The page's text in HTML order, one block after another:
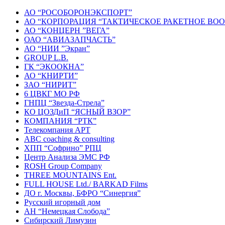
АО “РОСОБОРОНЭКСПОРТ”
АО “КОРПОРАЦИЯ “ТАКТИЧЕСКОЕ РАКЕТНОЕ
АО “КОНЦЕРН ”ВЕГА”
ОАО “АВИАЗАПЧАСТЬ”
АО “НИИ ”Экран”
GROUP L.В.
ГК “ЭКООКНА”
АО “КНИРТИ”
ЗАО “НИРИТ”
6 ЦВКГ МО РФ
ГНПЦ “Звезда-Стрела”
КО ЦОЗДиП “ЯСНЫЙ ВЗОР”
КОМПАНИЯ “РТК”
Телекомпания АРТ
ABC coaching & consulting
ХПП “Софрино” РПЦ
Центр Анализа ЭМС РФ
ROSH Group Company
THREE MOUNTAINS Ent.
FULL HOUSE Ltd./ BARKAD Films
ДО г. Москвы, БФРО “Синергия”
Русский игорный дом
АН “Немецкая Слобода”
Сибирский Лимузин